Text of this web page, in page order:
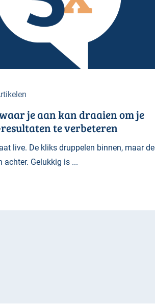
je aan kan draaien om je
te verbeteren
live. De kliks druppelen binnen, maar de
achter. Gelukkig is ...